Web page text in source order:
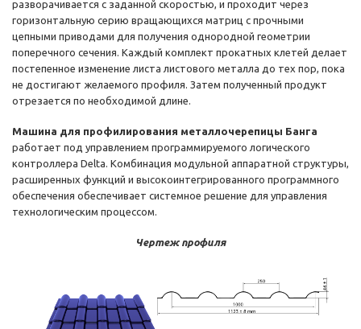
разворачивается с заданной скоростью, и проходит через
горизонтальную серию вращающихся матриц с прочными
цепными приводами для получения однородной геометрии
поперечного сечения. Каждый комплект прокатных клетей делает
постепенное изменение листа листового металла до тех пор, пока
не достигают желаемого профиля. Затем полученный продукт
отрезается по необходимой длине.
Машина для профилирования металлочерепицы Банга
работает под управлением программируемого логического
контроллера Delta. Комбинация модульной аппаратной структуры,
расширенных функций и высокоинтегрированного программного
обеспечения обеспечивает системное решение для управления
технологическим процессом.
Чертеж профиля